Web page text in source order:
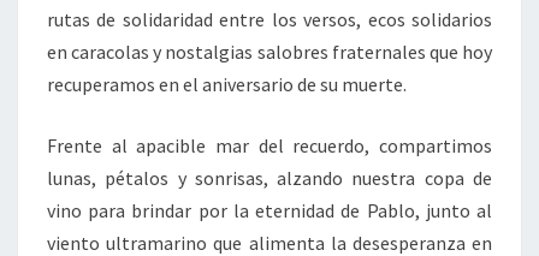
rutas de solidaridad entre los versos, ecos solidarios
en caracolas y nostalgias salobres fraternales que hoy
recuperamos en el aniversario de su muerte.
Frente al apacible mar del recuerdo, compartimos
lunas, pétalos y sonrisas, alzando nuestra copa de
vino para brindar por la eternidad de Pablo, junto al
viento ultramarino que alimenta la desesperanza en